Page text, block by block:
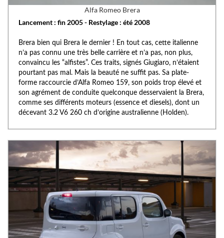
Alfa Romeo Brera
Lancement : fin 2005 - Restylage : été 2008
Brera bien qui Brera le dernier ! En tout cas, cette italienne
n’a pas connu une très belle carrière et n’a pas, non plus,
convaincu les “alfistes”. Ces traits, signés Giugiaro, n’étaient
pourtant pas mal. Mais la beauté ne suffit pas. Sa plate-
forme raccourcie d’Alfa Romeo 159, son poids trop élevé et
son agrément de conduite quelconque desservaient la Brera,
comme ses différents moteurs (essence et diesels), dont un
décevant 3.2 V6 260 ch d’origine australienne (Holden).